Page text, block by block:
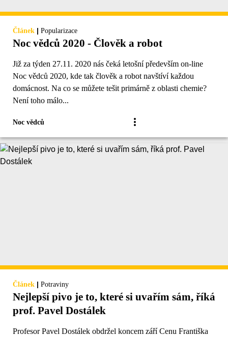
Článek | Popularizace
Noc vědců 2020 - Člověk a robot
Již za týden 27.11. 2020 nás čeká letošní především on-line
Noc vědců 2020, kde tak člověk a robot navštíví každou
domácnost. Na co se můžete tešit primárně z oblasti chemie?
Není toho málo...
Noc vědců
Článek | Potraviny
Nejlepší pivo je to, které si uvařím sám, říká
prof. Pavel Dostálek
Profesor Pavel Dostálek obdržel koncem září Cenu Františka